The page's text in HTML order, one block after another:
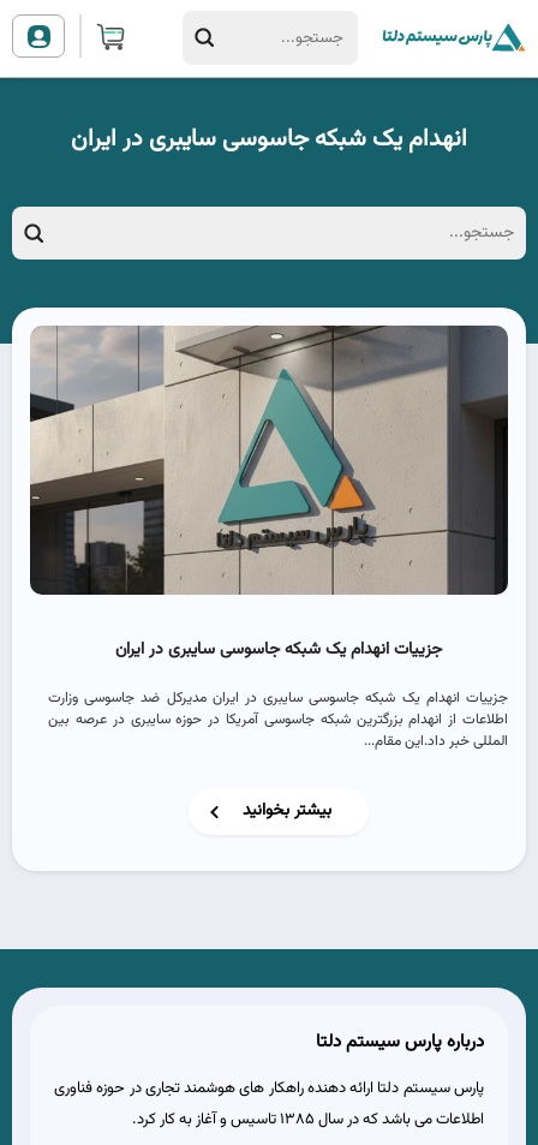
انهدام یک شبکه جاسوسی سایبری در ایران
جزییات انهدام یک شبکه جاسوسی سایبری در ایران
جزییات انهدام یک شبکه جاسوسی سایبری در ایران مدیرکل ضد جاسوسی وزارت
اطلاعات از انهدام بزرگترین شبکه جاسوسی آمریکا در حوزه سایبری در عرصه بین
المللی خبر داد.این مقام...
بیشتر بخوانید
درباره پارس سیستم دلتا
پارس سیستم دلتا ارائه دهنده راهکار های هوشمند تجاری در حوزه فناوری
اطلاعات می باشد که در سال 1385 تاسیس و آغاز به کار کرد.